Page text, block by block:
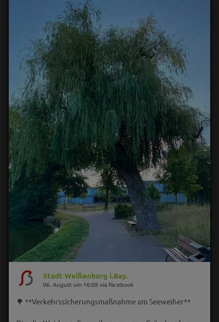
Stadt Weißenburg i.Bay.
06. August um 16:08 via Facebook
🌳 **Verkehrssicherungsmaßnahme am Seeweiher**